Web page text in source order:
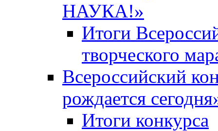
НАУКА!»
Итоги
творческого
Всероссийский
рождается
Итоги конкурса